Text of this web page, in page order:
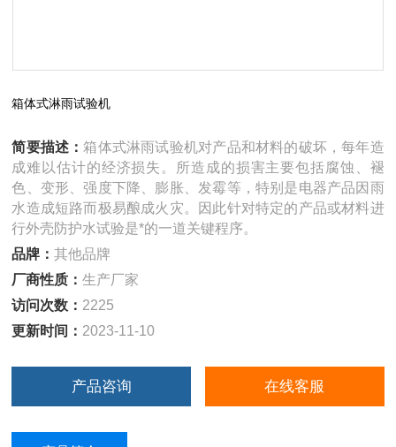
箱体式淋雨试验机
简要描述： 箱体式淋雨试验机对产品和材料的破坏，每年造
成难以估计的经济损失。所造成的损害主要包括腐蚀、褪
色、变形、强度下降、膨胀、发霉等，特别是电器产品因雨
水造成短路而极易酿成火灾。因此针对特定的产品或材料进
行外壳防护水试验是*的一道关键程序。
品牌：其他品牌
厂商性质：生产厂家
访问次数： 2225
更新时间： 2023-11-10
产品咨询 在线客服